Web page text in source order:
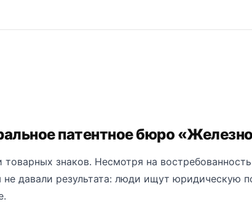
патентное бюро
знаков. Несмотря на
не давали результата: люди ищут юридическую